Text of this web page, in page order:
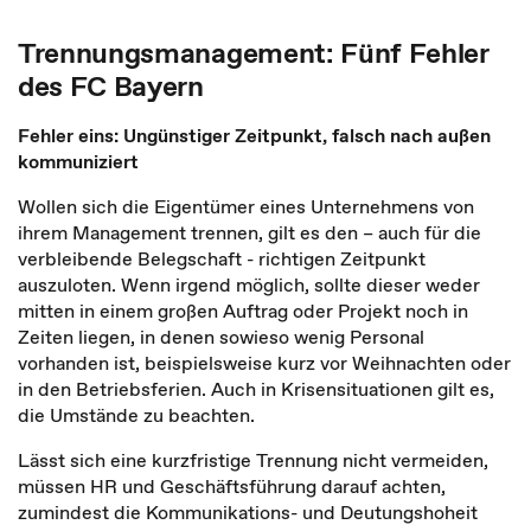
Trennungsmanagement: Fünf Fehler
des FC Bayern
Fehler eins: Ungünstiger Zeitpunkt, falsch nach außen
kommuniziert
Wollen sich die Eigentümer eines Unternehmens von
ihrem Management trennen, gilt es den – auch für die
verbleibende Belegschaft - richtigen Zeitpunkt
auszuloten. Wenn irgend möglich, sollte dieser weder
mitten in einem großen Auftrag oder Projekt noch in
Zeiten liegen, in denen sowieso wenig Personal
vorhanden ist, beispielsweise kurz vor Weihnachten oder
in den Betriebsferien. Auch in Krisensituationen gilt es,
die Umstände zu beachten.
Lässt sich eine kurzfristige Trennung nicht vermeiden,
müssen HR und Geschäftsführung darauf achten,
zumindest die Kommunikations- und Deutungshoheit